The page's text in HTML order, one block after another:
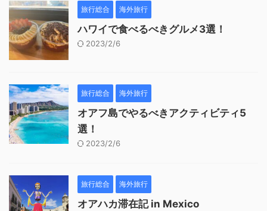
旅行総合 海外旅行
ハワイで食べるべきグルメ3選！
2023/2/6
旅行総合 海外旅行
オアフ島でやるべきアクティビティ5
選！
2023/2/6
旅行総合 海外旅行
オアハカ滞在記 in Mexico